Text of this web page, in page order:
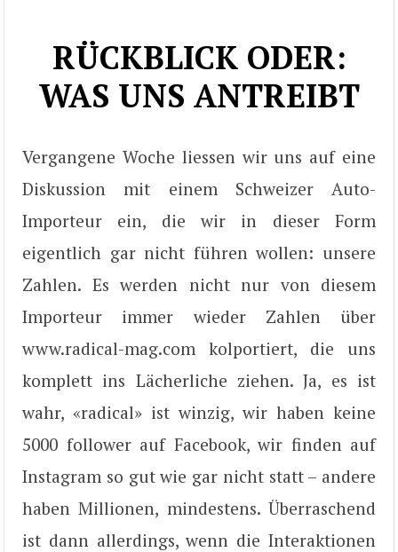
RÜCKBLICK ODER:
WAS UNS ANTREIBT
Vergangene Woche liessen wir uns auf eine
Diskussion mit einem Schweizer Auto-
Importeur ein, die wir in dieser Form
eigentlich gar nicht führen wollen: unsere
Zahlen. Es werden nicht nur von diesem
Importeur immer wieder Zahlen über
www.radical-mag.com kolportiert, die uns
komplett ins Lächerliche ziehen. Ja, es ist
wahr, «radical» ist winzig, wir haben keine
5000 follower auf Facebook, wir finden auf
Instagram so gut wie gar nicht statt – andere
haben Millionen, mindestens. Überraschend
ist dann allerdings, wenn die Interaktionen